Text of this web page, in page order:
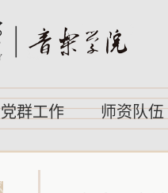
党群工作 师资队伍